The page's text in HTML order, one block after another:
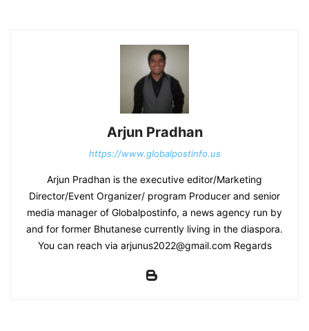
Arjun Pradhan
https://www.globalpostinfo.us
Arjun Pradhan is the executive editor/Marketing
Director/Event Organizer/ program Producer and senior
media manager of Globalpostinfo, a news agency run by
and for former Bhutanese currently living in the diaspora.
You can reach via arjunus2022@gmail.com Regards